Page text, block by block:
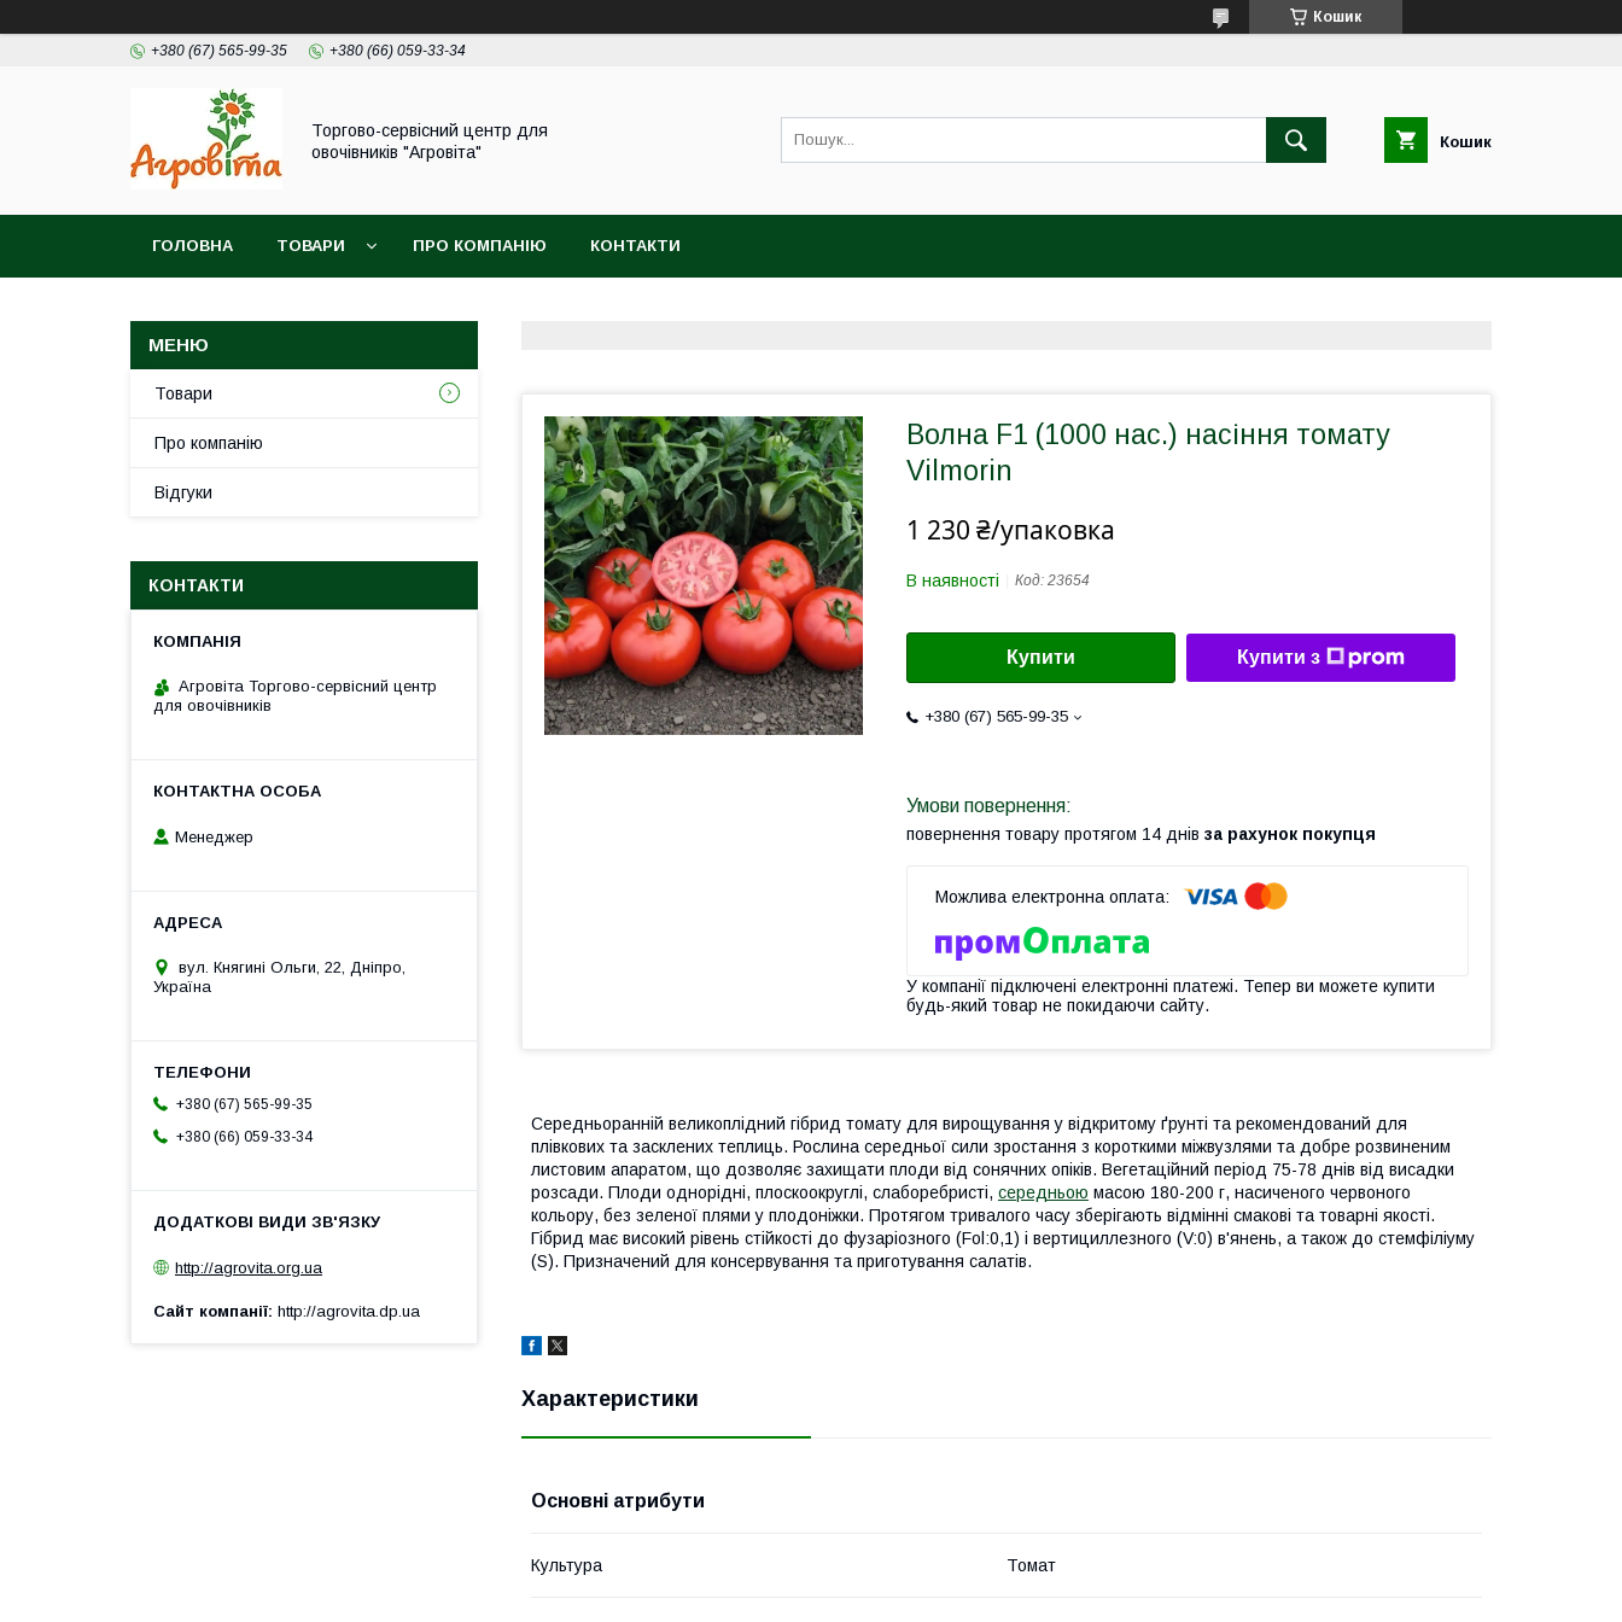
Кошик
+380 (67) 565-99-35 +380 (66) 059-33-34
Торгово-сервісний центр для
овочівників "Агровіта"
Кошик
ГОЛОВНА ТОВАРИ ПРО КОМПАНІЮ КОНТАКТИ
Волна F1 (1000 нас.) насіння томату
Vilmorin
1 230 ₴/упаковка
В наявності Код: 23654
Купити Купити з
+380 (67) 565-99-35
повернення товару протягом 14 днів за рахунок покупця
У компанії підключені електронні платежі. Тепер ви можете купити
будь-який товар не покидаючи сайту.
Середньоранній великоплідний гібрид томату для вирощування у відкритому ґрунті та рекомендований для
плівкових та засклених теплиць. Рослина середньої сили зростання з короткими міжвузлями та добре розвиненим
листовим апаратом, що дозволяє захищати плоди від сонячних опіків. Вегетаційний період 75-78 днів від висадки
розсади. Плоди однорідні, плоскоокруглі, слаборебристі, середньою масою 180-200 г, насиченого червоного
кольору, без зеленої плями у плодоніжки. Протягом тривалого часу зберігають відмінні смакові та товарні якості.
Гібрид має високий рівень стійкості до фузаріозного (Fol:0,1) і вертициллезного (V:0) в'янень, а також до стемфіліуму
(S). Призначений для консервування та приготування салатів.
Характеристики
Основні атрибути
Культура Томат
Товари
Про компанію
Відгуки
КОНТАКТИ
Агровіта Торгово-сервісний центр
для овочівників
Менеджер
вул. Княгині Ольги, 22, Дніпро,
Україна
+380 (67) 565-99-35
+380 (66) 059-33-34
http://agrovita.org.ua
Сайт компанії http://agrovita.dp.ua